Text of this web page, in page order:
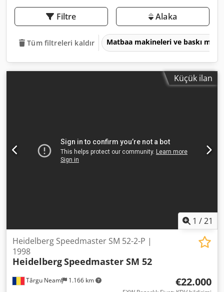
Filtre Alaka
Tüm filtreleri kaldır Matbaa makineleri ve baskı
Küçük ilan
1 /21
Târgu Neamț 1.166 km
Heidelberg Speedmaster SM 52-2-P |
1998
HeidelbergSpeedmaster SM 52
€22.000